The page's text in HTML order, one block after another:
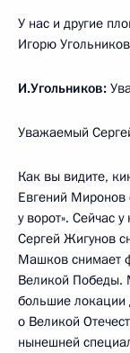
У нас и другие
Игорю
И.Угольников:
Уважаемый
Как вы видите,
Евгений Миронов
у ворот». Сейчас
Сергей Жигунов
Машков снимает
Великой Победы.
большие локации
о Великой
нынешней